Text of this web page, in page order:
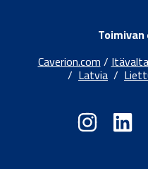
Caverion.com/Itävalta
/ Latvia /